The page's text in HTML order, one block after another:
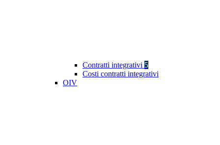
Contratti integrativi 5
Costi contratti integrativi
OIV